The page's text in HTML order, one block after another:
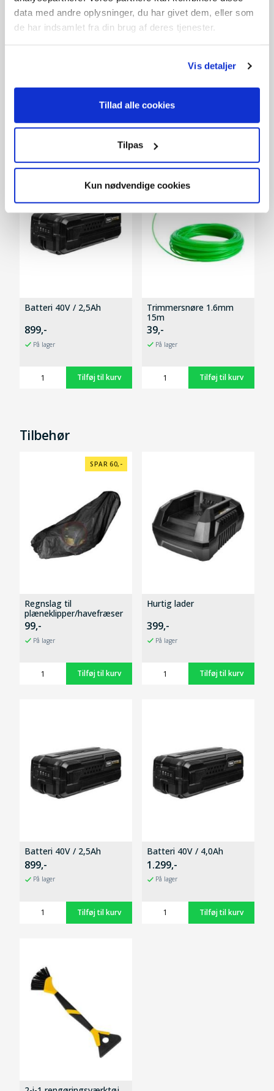
data med andre oplysninger, du har givet dem, eller som
de har indsamlet fra din brug af deres tjenester.
Vis detaljer
Tillad alle cookies
Tilpas
Kun nødvendige cookies
40V pakke: Plæneklipper
og hækkeklipper
Batteri 40V / 2,5Ah
899,-
På lager
Trimmersnøre 1.6mm
15m
39,-
På lager
Tilbehør
SPAR 60,-
Regnslag til
plæneklipper/havefræser
99,-
På lager
Hurtig lader
399,-
På lager
Batteri 40V / 2,5Ah
899,-
På lager
Batteri 40V / 4,0Ah
1.299,-
På lager